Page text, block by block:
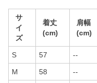
サ
イ
ズ
着丈
(cm)
肩幅
(cm)
S 57 --
M 58 --